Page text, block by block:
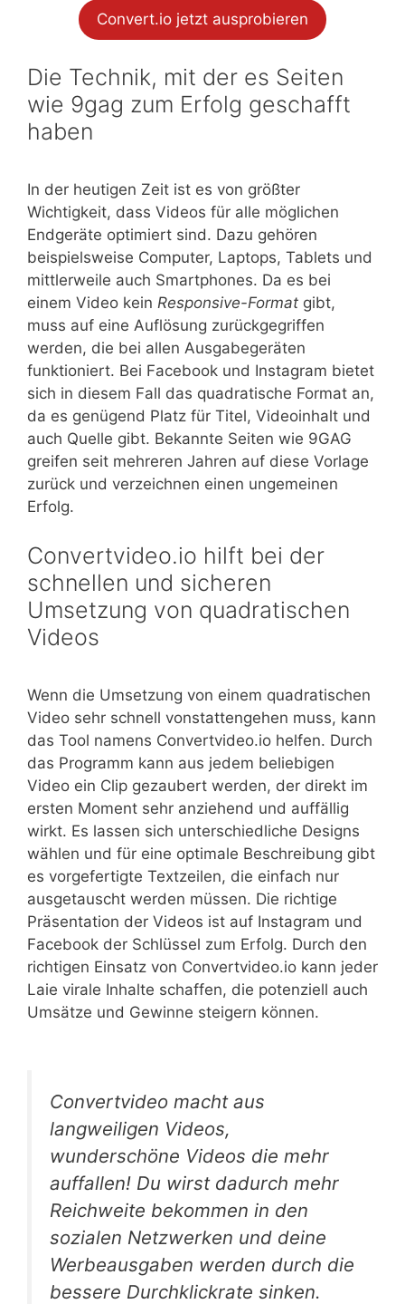
Convert.io jetzt ausprobieren
Die Technik, mit der es Seiten
wie 9gag zum Erfolg geschafft
haben
In der heutigen Zeit ist es von größter
Wichtigkeit, dass Videos für alle möglichen
Endgeräte optimiert sind. Dazu gehören
beispielsweise Computer, Laptops, Tablets und
mittlerweile auch Smartphones. Da es bei
einem Video kein Responsive-Format gibt,
muss auf eine Auflösung zurückgegriffen
werden, die bei allen Ausgabegeräten
funktioniert. Bei Facebook und Instagram bietet
sich in diesem Fall das quadratische Format an,
da es genügend Platz für Titel, Videoinhalt und
auch Quelle gibt. Bekannte Seiten wie 9GAG
greifen seit mehreren Jahren auf diese Vorlage
zurück und verzeichnen einen ungemeinen
Erfolg.
Convertvideo.io hilft bei der
schnellen und sicheren
Umsetzung von quadratischen
Videos
Wenn die Umsetzung von einem quadratischen
Video sehr schnell vonstattengehen muss, kann
das Tool namens Convertvideo.io helfen. Durch
das Programm kann aus jedem beliebigen
Video ein Clip gezaubert werden, der direkt im
ersten Moment sehr anziehend und auffällig
wirkt. Es lassen sich unterschiedliche Designs
wählen und für eine optimale Beschreibung gibt
es vorgefertigte Textzeilen, die einfach nur
ausgetauscht werden müssen. Die richtige
Präsentation der Videos ist auf Instagram und
Facebook der Schlüssel zum Erfolg. Durch den
richtigen Einsatz von Convertvideo.io kann jeder
Laie virale Inhalte schaffen, die potenziell auch
Umsätze und Gewinne steigern können.
Convertvideo macht aus
langweiligen Videos,
wunderschöne Videos die mehr
auffallen! Du wirst dadurch mehr
Reichweite bekommen in den
sozialen Netzwerken und deine
Werbeausgaben werden durch die
bessere Durchklickrate sinken.